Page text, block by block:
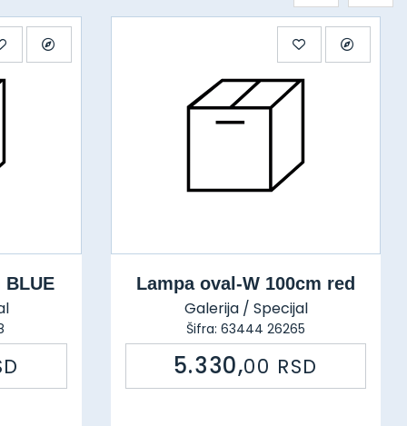
BLUE Lampa oval-W 100cm red
Galerija / Specijal
Šifra: 63444 26265
5.330,00 RSD